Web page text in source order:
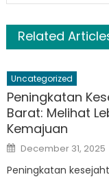
Related
Uncategorized
Peningkatan
Barat: Melihat
Kemajuan
Posted
on
December 31, 2025
Peningkatan